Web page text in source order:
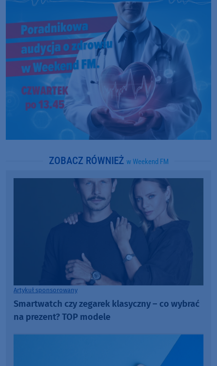
ZOBACZ RÓWNIEŻ w Weekend FM
Artykuł sponsorowany
Smartwatch czy zegarek klasyczny – co wybrać
na prezent? TOP modele